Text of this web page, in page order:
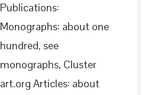
Publications:
Monographs: about one
hundred, see
monographs, Cluster
art.org Articles: about